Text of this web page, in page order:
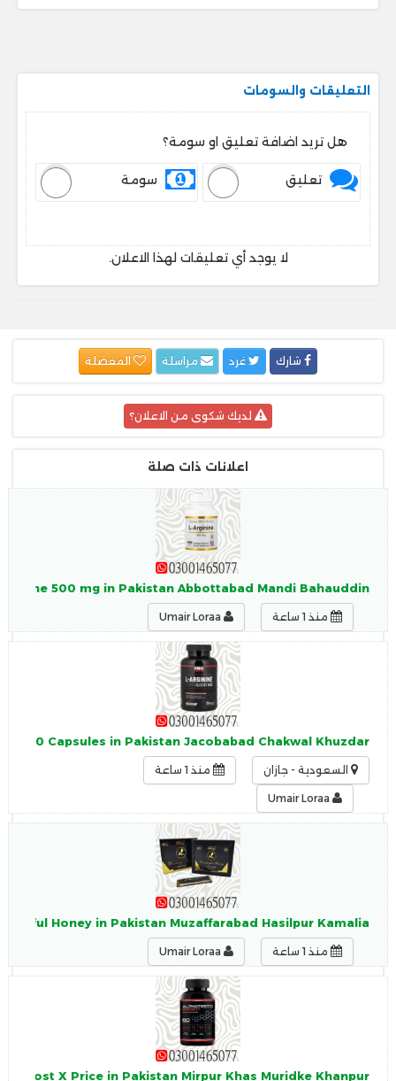
التعليقات والسومات
هل تريد اضافة تعليق او سومة؟
تعليق سومة
لا يوجد أي تعليقات لهذا الاعلان.
شارك غرد
لديك شكوى من الاعلان؟
اعلانات ذات صلة
500 mg in Pakistan Abbottabad Mandi Bahauddin
منذ 1 ساعة
150 Capsules in Pakistan Jacobabad Chakwal Khuzdar
السعودية - جازان منذ 1 ساعة
Honey in Pakistan Muzaffarabad Hasilpur Kamalia
منذ 1 ساعة
Boost X Price in Pakistan Mirpur Khas Muridke Khanpur